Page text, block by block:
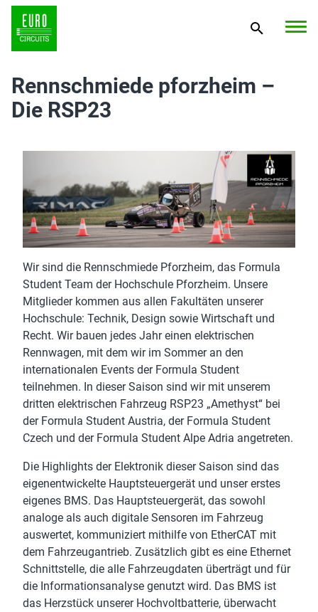
Rennschmiede pforzheim –
Die RSP23
Wir sind die Rennschmiede Pforzheim, das Formula
Student Team der Hochschule Pforzheim. Unsere
Mitglieder kommen aus allen Fakultäten unserer
Hochschule: Technik, Design sowie Wirtschaft und
Recht. Wir bauen jedes Jahr einen elektrischen
Rennwagen, mit dem wir im Sommer an den
internationalen Events der Formula Student
teilnehmen. In dieser Saison sind wir mit unserem
dritten elektrischen Fahrzeug RSP23 „Amethyst“ bei
der Formula Student Austria, der Formula Student
Czech und der Formula Student Alpe Adria angetreten.
Die Highlights der Elektronik dieser Saison sind das
eigenentwickelte Hauptsteuergerät und unser erstes
eigenes BMS. Das Hauptsteuergerät, das sowohl
analoge als auch digitale Sensoren im Fahrzeug
auswertet, kommuniziert mithilfe von EtherCAT mit
dem Fahrzeugantrieb. Zusätzlich gibt es eine Ethernet
Schnittstelle, die alle Fahrzeugdaten überträgt und für
die Informationsanalyse genutzt wird. Das BMS ist
das Herzstück unserer Hochvoltbatterie, überwacht